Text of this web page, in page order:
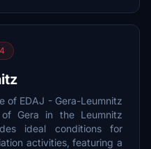
of EDAJ - Gera-Leumnitz
Gera in the Leumnitz
ideal conditions for
activities, featuring a